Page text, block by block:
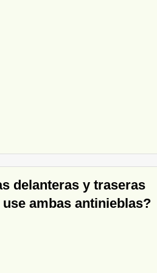
delanteras y traseras
ambas antinieblas?